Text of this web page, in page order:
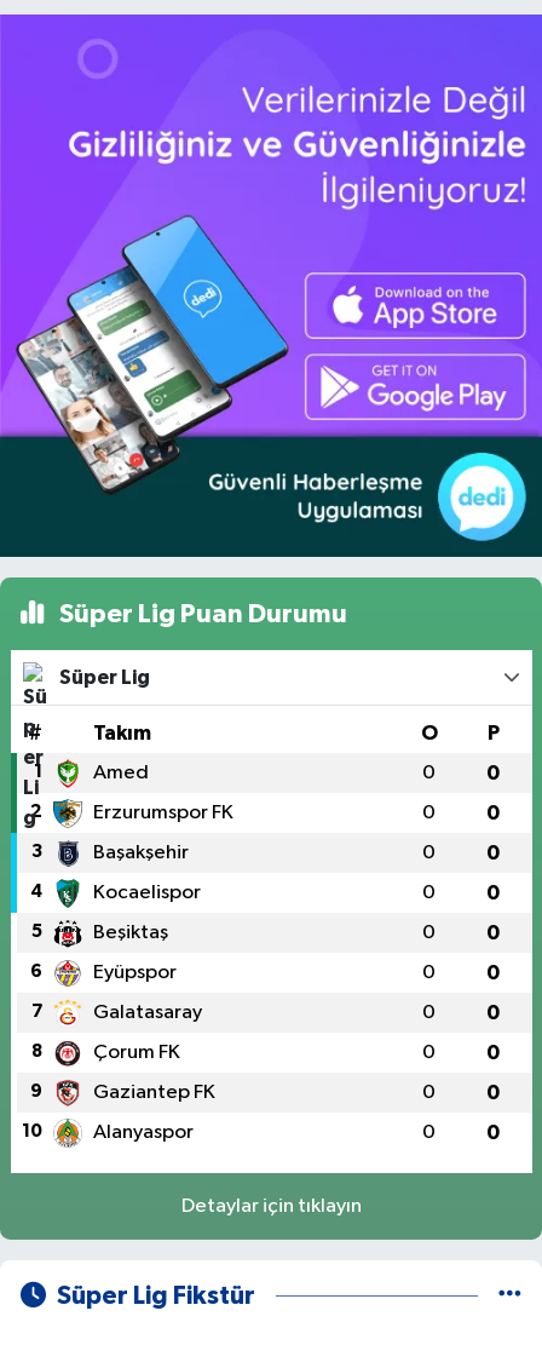
Süper Lig Puan Durumu
Süper Lig
# Takım O P
1 Amed 0 0
2 Erzurumspor FK 0 0
3 Başakşehir 0 0
4 Kocaelispor 0 0
5 Beşiktaş 0 0
6 Eyüpspor 0 0
7 Galatasaray 0 0
8 Çorum FK 0 0
9 Gaziantep FK 0 0
10 Alanyaspor 0 0
Detaylar için tıklayın
Süper Lig Fikstür